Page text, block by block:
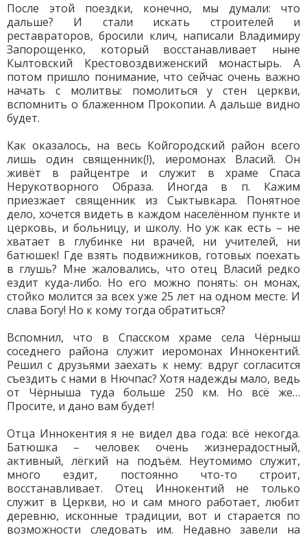
После этой поездки, конечно, мы думали: что
дальше? И стали искать строителей и
реставраторов, бросили клич, написали Владимиру
Запорощенко, который восстанавливает ныне
Кылтовский Крестовоздвиженский монастырь. А
потом пришло понимание, что сейчас очень важно
начать с молитвы: помолиться у стен церкви,
вспомнить о блаженном Прокопии. А дальше видно
будет.
Как оказалось, на весь Койгородский район всего
лишь один священник(!), иеромонах Власий. Он
живёт в райцентре и служит в храме Спаса
Нерукотворного Образа. Иногда в п. Кажим
приезжает священник из Сыктывкара. Понятное
дело, хочется видеть в каждом населённом пункте и
церковь, и больницу, и школу. Но уж как есть – не
хватает в глубинке ни врачей, ни учителей, ни
батюшек! Где взять подвижников, готовых поехать
в глушь? Мне жаловались, что отец Власий редко
ездит куда-либо. Но его можно понять: он монах,
стойко молится за всех уже 25 лет на одном месте. И
слава Богу! Но к кому тогда обратиться?
Вспомнил, что в Спасском храме села Чёрныш
соседнего района служит иеромонах Иннокентий.
Решил с друзьями заехать к нему: вдруг согласится
съездить с нами в Нючпас? Хотя надежды мало, ведь
от Чёрныша туда больше 250 км. Но всё же…
Просите, и дано вам будет!
Отца Иннокентия я не видел два года: всё некогда.
Батюшка – человек очень жизнерадостный,
активный, лёгкий на подъём. Неутомимо служит,
много ездит, постоянно что-то строит,
восстанавливает. Отец Иннокентий не только
служит в Церкви, но и сам много работает, любит
деревню, исконные традиции, вот и старается по
возможности следовать им. Недавно завели на